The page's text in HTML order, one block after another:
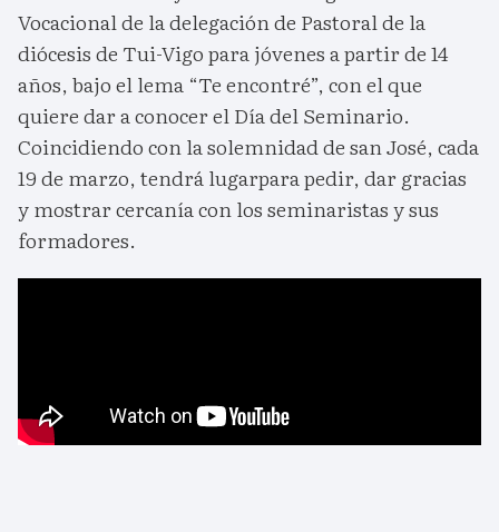
Vocacional de la delegación de Pastoral de la
diócesis de Tui-Vigo para jóvenes a partir de 14
años, bajo el lema “Te encontré”, con el que
quiere dar a conocer el Día del Seminario.
Coincidiendo con la solemnidad de san José, cada
19 de marzo, tendrá lugarpara pedir, dar gracias
y mostrar cercanía con los seminaristas y sus
formadores.